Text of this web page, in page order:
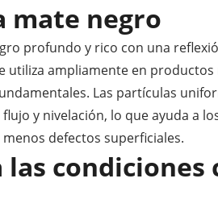
mate negro
profundo y rico con una
ampliamente en productos
Las partículas
y nivelación, lo que ayuda a
defectos superficiales.
condiciones